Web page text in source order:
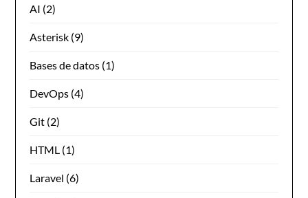
AI (2)
Asterisk (9)
Bases de datos (1)
DevOps (4)
Git (2)
HTML (1)
Laravel (6)